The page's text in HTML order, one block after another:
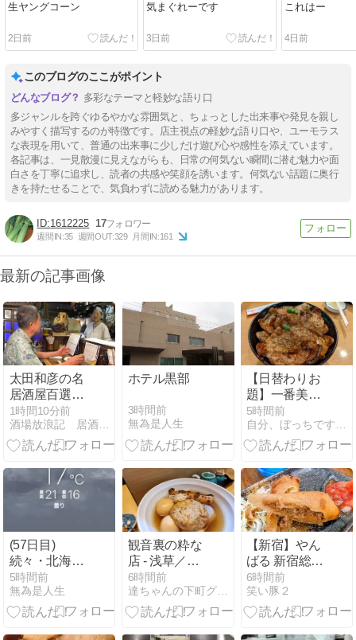
生ヤングコーン
2日前
気まぐれーです
3日前
これはー
4日前
このブログのここがポイント
多彩なテーマと軽妙な語り口
多ジャンルを跨ぐゆるやかな雰囲気と、ちょっとした出来事や発見を親し
みやすく描写するのが特徴です。店主視点の軽妙な語り口や、ユーモラス
な表現を用いて、普通の出来事に少しだけ遊び心や感性を添えています。
各記事は、一見散漫に見えながらも、日常の何気ない瞬間に潜む魅力や面
白さを丁寧に追求し、読者の共感や笑顔を誘います。何気ない話題に奥行
きを持たせることで、気負わずに読める魅力があります。
1612225 17
週間IN:35 週間OUT:329 月間IN:161
最新の記事画像
太田和彦の名
居酒屋百選シ
リーズその
442「おき
な」福井県福
3｜居酒屋百
選マップ 太田
和彦の名居酒
ス #ふらり旅
いい酒いい肴
#地酒 #居酒屋
#日本酒
1時間10分前
酒場放浪記 居酒屋周路（いざかやしゅうじ）
ホテル黒部
3時間前
無為是人生
【日替わりお
題】一番美味
しかったご当
地グルメ
5時間前
自分、ぼっちですが何か？
(57日目)
続々・北海道
の真骨頂
5時間前
無為是人生
観音裏の粋な
店 - 浅草／お
かめ -
6時間前
達ちゃんの下町グルメレポート
【新宿】やん
ばる 新宿総本
店｜アグー
豚・タコスな
ど絶品沖縄料
6時間前
笑い豚２